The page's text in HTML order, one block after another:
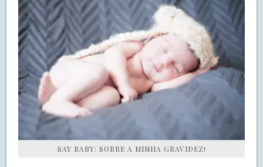
SAY BABY: SOBRE A MINHA GRAVIDEZ!